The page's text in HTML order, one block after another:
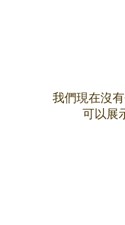
我們現在沒
可以展